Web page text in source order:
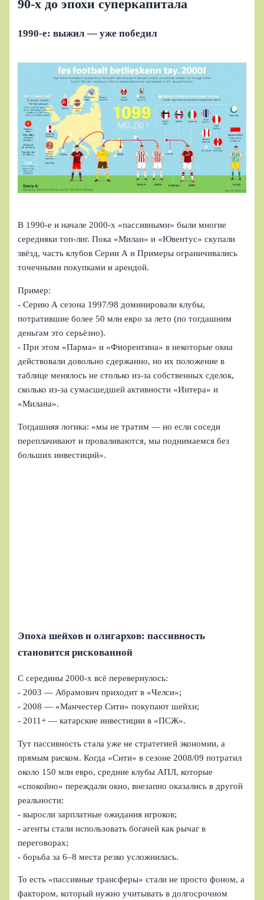
90‑х до эпохи суперкапитала
1990‑е: выжил — уже победил
В 1990‑е и начале 2000‑х «пассивными» были многие
середняки топ‑лиг. Пока «Милан» и «Ювентус» скупали
звёзд, часть клубов Серии А и Примеры ограничивались
точечными покупками и арендой.
Пример:
- Серию А сезона 1997/98 доминировали клубы,
потратившие более 50 млн евро за лето (по тогдашним
деньгам это серьёзно).
- При этом «Парма» и «Фиорентина» в некоторые окна
действовали довольно сдержанно, но их положение в
таблице менялось не столько из‑за собственных сделок,
сколько из‑за сумасшедшей активности «Интера» и
«Милана».
Тогдашняя логика: «мы не тратим — но если соседи
переплачивают и проваливаются, мы поднимаемся без
больших инвестиций».
Эпоха шейхов и олигархов: пассивность
становится рискованной
С середины 2000‑х всё перевернулось:
- 2003 — Абрамович приходит в «Челси»;
- 2008 — «Манчестер Сити» покупают шейхи;
- 2011+ — катарские инвестиции в «ПСЖ».
Тут пассивность стала уже не стратегией экономии, а
прямым риском. Когда «Сити» в сезоне 2008/09 потратил
около 150 млн евро, средние клубы АПЛ, которые
«спокойно» переждали окно, внезапно оказались в другой
реальности:
- выросли зарплатные ожидания игроков;
- агенты стали использовать богачей как рычаг в
переговорах;
- борьба за 6–8 места резко усложнилась.
То есть «пассивные трансферы» стали не просто фоном, а
фактором, который нужно учитывать в долгосрочном